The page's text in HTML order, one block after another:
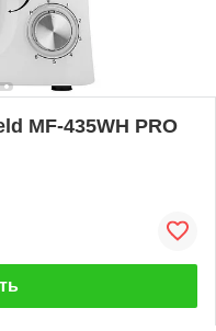
MF-435WH PRO